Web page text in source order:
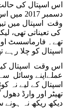
اس اسپتال کی
دسمبر
وقت اسپتال میں
کی تعیناتی تھی،
تھے۔ فارماسسٹ
اسپتال کو چلا رہے
اس وقت اسپتال
عملےاپنے وسائل
اسپتال کے لیے نہ
تھیٹر اور وارڈ
دیکھ ریکھ نہ ہونے